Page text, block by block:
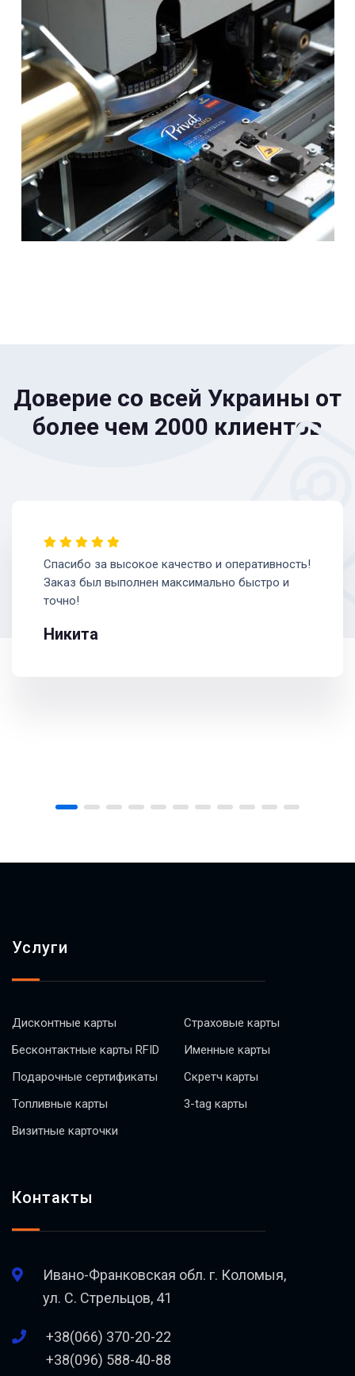
Доверие со всей Украины от
более чем 2000 клиентов
Спасибо за высокое качество и оперативность!
Заказ был выполнен максимально быстро и
точно!
Никита
Услуги
Дисконтные карты
Бесконтактные карты RFID
Подарочные сертификаты
Топливные карты
Визитные карточки
Страховые карты
Именные карты
Скретч карты
3-tag карты
Контакты
Ивано-Франковская обл. г. Коломыя,
ул. С. Стрельцов, 41
+38(066) 370-20-22
+38(096) 588-40-88